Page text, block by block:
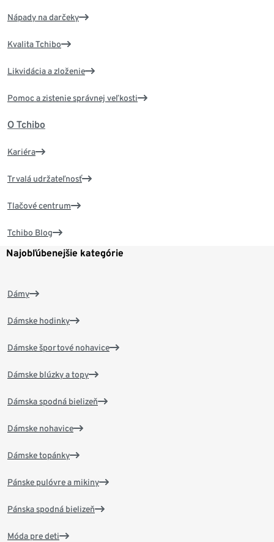
Nápady na darčeky
Kvalita Tchibo
Likvidácia a zloženie
Pomoc a zistenie správnej veľkosti
O Tchibo
Kariéra
Trvalá udržateľnosť
Tlačové centrum
Tchibo Blog
Najobľúbenejšie kategórie
Dámy
Dámske hodinky
Dámske športové nohavice
Dámske blúzky a topy
Dámska spodná bielizeň
Dámske nohavice
Dámske topánky
Pánske pulóvre a mikiny
Pánska spodná bielizeň
Móda pre deti